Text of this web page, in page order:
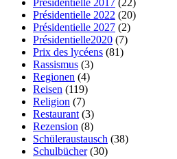
Présidentielle 2017 (22)
Présidentielle 2022 (20)
Présidentielle 2027 (2)
Présidentielle2020 (7)
Prix des lycéens (81)
Rassismus (3)
Regionen (4)
Reisen (119)
Religion (7)
Restaurant (3)
Rezension (8)
Schüleraustausch (38)
Schulbücher(30)